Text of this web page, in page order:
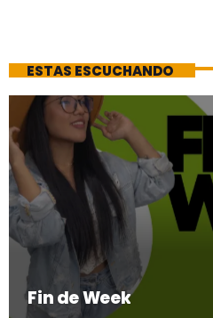
ESTAS ESCUCHANDO
Fin de Week